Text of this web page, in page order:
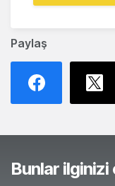
Paylaş
Bunlar